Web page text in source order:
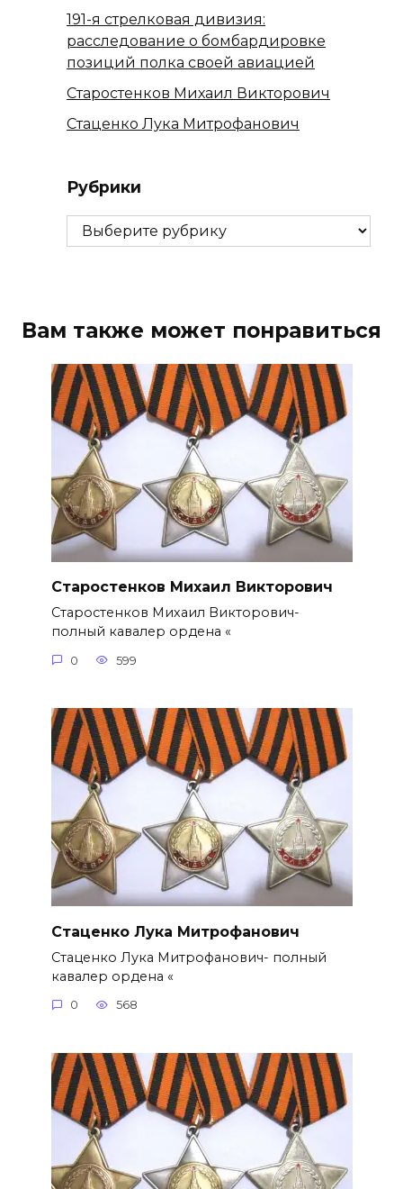
191-я стрелковая дивизия:
расследование о бомбардировке
позиций полка своей авиацией
Старостенков Михаил Викторович
Стаценко Лука Митрофанович
Рубрики
Рубрики
Вам также может понравиться
Старостенков Михаил Викторович
Старостенков Михаил Викторович-
полный кавалер ордена «
0 599
Стаценко Лука Митрофанович
Стаценко Лука Митрофанович- полный
кавалер ордена «
0 568